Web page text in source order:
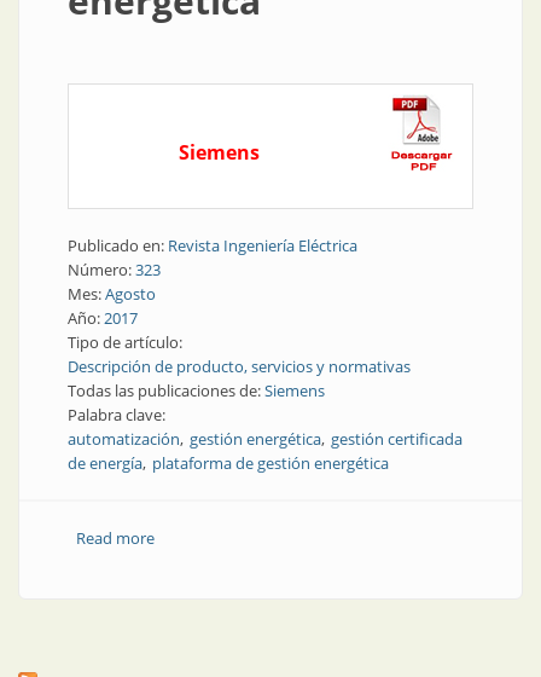
Siemens
Publicado en: Revista Ingeniería Eléctrica
Número:323
Mes:Agosto
Año:2017
Tipo de artículo:
Descripción de producto, servicios y normativas
Todas las publicaciones de:Siemens
Palabra clave:
automatización gestión energética gestión certificada
de energía plataforma de gestión energética
Read moreabout Automatización | Plataforma mejorada para la